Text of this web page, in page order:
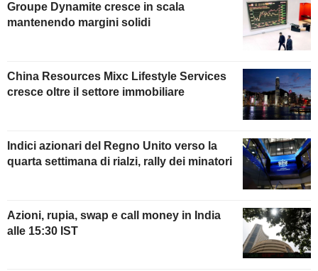
Groupe Dynamite cresce in scala
mantenendo margini solidi
China Resources Mixc Lifestyle Services
cresce oltre il settore immobiliare
Indici azionari del Regno Unito verso la
quarta settimana di rialzi, rally dei minatori
Azioni, rupia, swap e call money in India
alle 15:30 IST